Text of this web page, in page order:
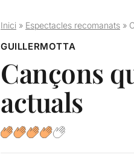
Inici» Espectacles recomanats»
GUILLERMOTTA
Cançons
actuals